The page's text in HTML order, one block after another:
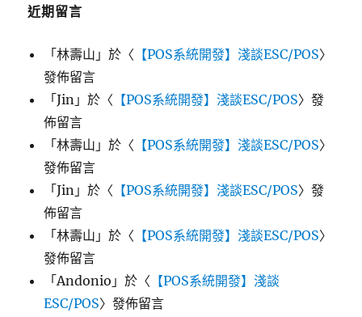
近期留言
「林壽山 」於〈 【POS系統開發】淺談ESC/POS〉
發佈留言
「Jin 」於〈 【POS系統開發】淺談ESC/POS〉發
佈留言
「林壽山 」於〈 【POS系統開發】淺談ESC/POS〉
發佈留言
「Jin 」於〈 【POS系統開發】淺談ESC/POS〉發
佈留言
「林壽山 」於〈 【POS系統開發】淺談ESC/POS〉
發佈留言
「Andonio 」於〈 【POS系統開發】淺談
ESC/POS〉發佈留言